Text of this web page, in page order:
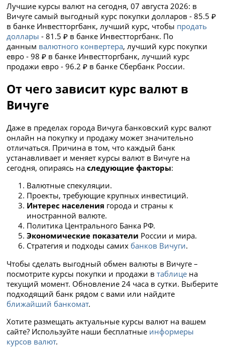
Лучшие курсы валют на сегодня, 07 августа 2026: в
Вичуге самый выгодный курс покупки долларов - 85.5 ₽
в банке Инвестторгбанк, лучший курс, чтобы продать
доллары - 81.5 ₽ в банке Инвестторгбанк. По
данным валютного конвертера, лучший курс покупки
евро - 98 ₽ в банке Инвестторгбанк, лучший курс
продажи евро - 96.2 ₽ в банке Сбербанк России.
От чего зависит курс валют в
Вичуге
Даже в пределах города Вичуга банковский курс валют
онлайн на покупку и продажу может значительно
отличаться. Причина в том, что каждый банк
устанавливает и меняет курсы валют в Вичуге на
сегодня, опираясь наследующие факторы:
Валютные спекуляции.
Проекты, требующие крупных инвестиций.
Интерес населения города и страны к
иностранной валюте.
Политика Центрального Банка РФ.
Экономические показатели России и мира.
Стратегия и подходы самих банков Вичуги.
Чтобы сделать выгодный обмен валюты в Вичуге –
посмотрите курсы покупки и продажи втаблице на
текущий момент. Обновление 24 часа в сутки. Выберите
подходящий банк рядом с вами или найдите
ближайший банкомат.
Хотите размещать актуальные курсы валют на вашем
сайте? Используйте наши бесплатные информеры
курсов валют.